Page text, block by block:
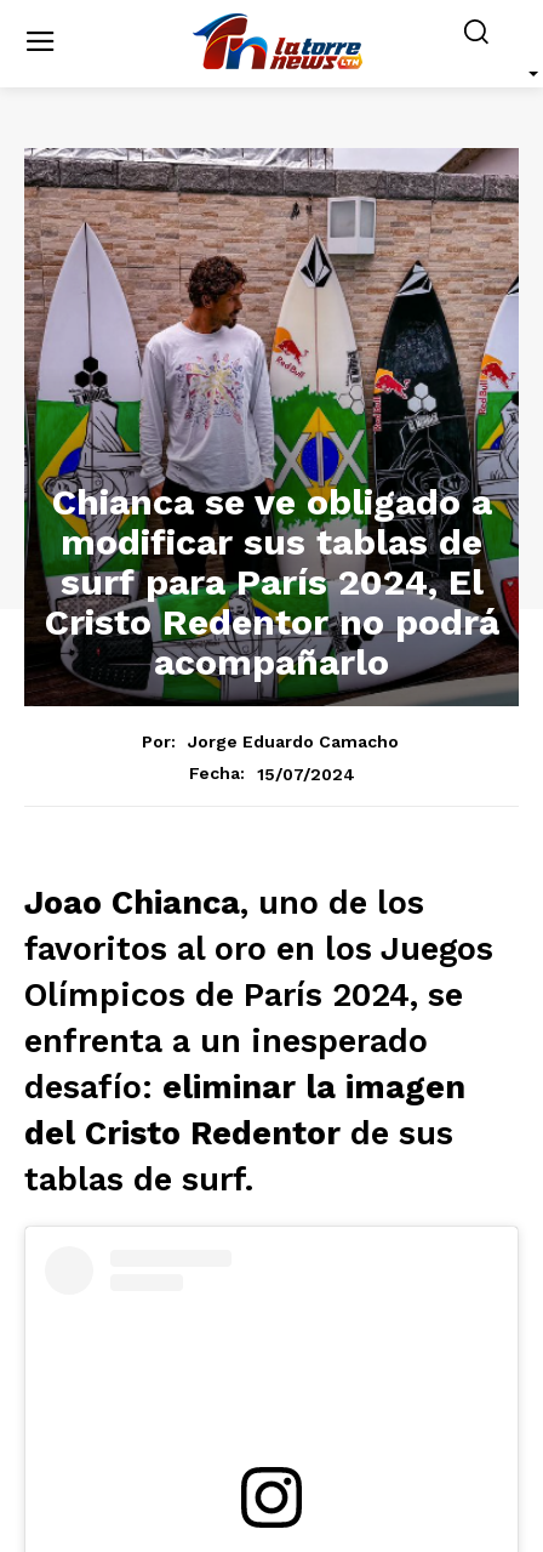
Chianca se ve obligado a
modificar sus tablas de
surf para París 2024, El
Cristo Redentor no podrá
acompañarlo
Por:
Jorge Eduardo Camacho
Fecha:
15/07/2024
Joao Chianca, uno de los
favoritos al oro en los Juegos
Olímpicos de París 2024, se
enfrenta a un inesperado
desafío: eliminar la imagen
del Cristo Redentor de sus
tablas de surf.